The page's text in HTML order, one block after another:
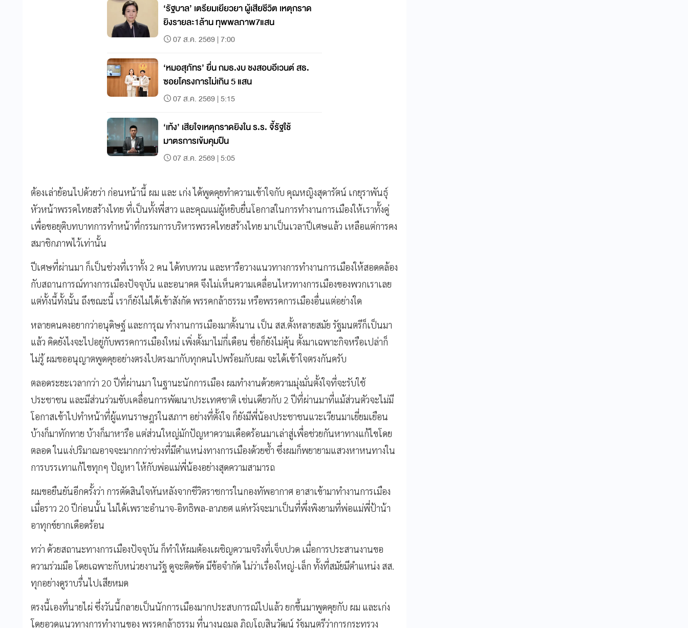
‘รัฐบาล’ เตรียมเยียวยา ผู้เสียชีวิต เหตุกราด
ยิงรายละ1ล้าน ทุพพลภาพ7แสน
07 ส.ค. 2569 | 7:00
‘หมอสุภัทร’ ยื่น กมธ.งบ ชงสอบอีเวนต์ สธ.
ซอยโครงการไม่เกิน 5 แสน
07 ส.ค. 2569 | 5:15
‘เท้ง’ เสียใจเหตุกราดยิงใน ร.ร. จี้รัฐใช้
มาตรการเข้มคุมปืน
07 ส.ค. 2569 | 5:05
ต้องเล่าย้อนไปด้วยว่า ก่อนหน้านี้ ผม และ เก่ง ได้พูดคุยทำความเข้าใจกับ คุณหญิงสุดารัตน์ เกยุราพันธุ์
หัวหน้าพรรคไทยสร้างไทย ที่เป็นทั้งพี่สาว และคุณแม่ผู้หยิบยื่นโอกาสในการทำงานการเมืองให้เราทั้งคู่
เพื่อขอยุติบทบาทการทำหน้าที่กรรมการบริหารพรรคไทยสร้างไทย มาเป็นเวลาปีเศษแล้ว เหลือแต่การคง
สมาชิกภาพไว้เท่านั้น
ปีเศษที่ผ่านมา ก็เป็นช่วงที่เราทั้ง 2 คน ได้ทบทวน และหารือวางแนวทางการทำงานการเมืองให้สอดคล้อง
กับสถานการณ์ทางการเมืองปัจจุบัน และอนาคต จึงไม่เห็นความเคลื่อนไหวทางการเมืองของพวกเราเลย
แต่ทั้งนี้ทั้งนั้น ถึงขณะนี้ เราก็ยังไม่ได้เข้าสังกัด พรรคกล้าธรรม หรือพรรคการเมืองอื่นแต่อย่างใด
หลายคนคงอยากว่าอนุดิษฐ์ และการุณ ทำงานการเมืองมาตั้งนาน เป็น สส.ตั้งหลายสมัย รัฐมนตรีก็เป็นมา
แล้ว คิดยังไงจะไปอยู่กับพรรคการเมืองใหม่ เพิ่งตั้งมาไม่กี่เดือน ชื่อก็ยังไม่คุ้น ตั้งมาเฉพาะกิจหรือเปล่าก็
ไม่รู้ ผมขออนุญาตพูดคุยอย่างตรงไปตรงมากับทุกคนไปพร้อมกับผม จะได้เข้าใจตรงกันครับ
ตลอดระยะเวลากว่า 20 ปีที่ผ่านมา ในฐานะนักการเมือง ผมทำงานด้วยความมุ่งมั่นตั้งใจที่จะรับใช้
ประชาชน และมีส่วนร่วมขับเคลื่อนการพัฒนาประเทศชาติ เช่นเดียวกับ 2 ปีที่ผ่านมาที่แม้ส่วนตัวจะไม่มี
โอกาสเข้าไปทำหน้าที่ผู้แทนราษฎรในสภาฯ อย่างที่ตั้งใจ ก็ยังมีพี่น้องประชาชนแวะเวียนมาเยี่ยมเยือน
บ้างก็มาทักทาย บ้างก็มาหารือ แต่ส่วนใหญ่มักปัญหาความเดือดร้อนมาเล่าสู่เพื่อช่วยกันหาทางแก้ไขโดย
ตลอด ในแง่ปริมาณอาจจะมากกว่าช่วงที่มีตำแหน่งทางการเมืองด้วยซ้ำ ซึ่งผมก็พยายามแสวงหาหนทางใน
การบรรเทาแก้ไขทุกๆ ปัญหา ให้กับพ่อแม่พี่น้องอย่างสุดความสามารถ
ผมขอยืนยันอีกครั้งว่า การตัดสินใจหันหลังจากชีวิตราชการในกองทัพอากาศ อาสาเข้ามาทำงานการเมือง
เมื่อราว 20 ปีก่อนนั้น ไม่ได้เพราะอำนาจ-อิทธิพล-ลาภยศ แต่หวังจะมาเป็นที่พึ่งพิงยามที่พ่อแม่พี่ป้าน้า
อาทุกข์ยากเดือดร้อน
ทว่า ด้วยสถานะทางการเมืองปัจจุบัน ก็ทำให้ผมต้องเผชิญความจริงที่เจ็บปวด เมื่อการประสานงานขอ
ความร่วมมือ โดยเฉพาะกับหน่วยงานรัฐ ดูจะติดขัด มีข้อจำกัด ไม่ว่าเรื่องใหญ่-เล็ก ทั้งที่สมัยมีตำแหน่ง สส.
ทุกอย่างดูราบรื่นไปเสียหมด
ตรงนี้เองที่นายไผ่ ซึ่งวันนี้กลายเป็นนักการเมืองมากประสบการณ์ไปแล้ว ยกขึ้นมาพูดคุยกับ ผม และเก่ง
โดยอวดแนวทางการทำงานของ พรรคกล้าธรรม ที่นางนฤมล ภิญโญสินวัฒน์ รัฐมนตรีว่าการกระทรวง